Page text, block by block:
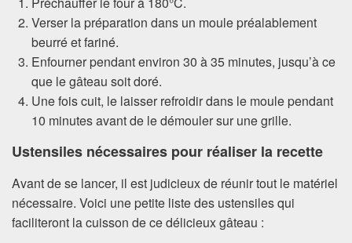
Verser la préparation dans un moule préalablement
beurré et fariné.
Enfourner pendant environ 30 à 35 minutes, jusqu’à ce
que le gâteau soit doré.
Une fois cuit, le laisser refroidir dans le moule pendant
10 minutes avant de le démouler sur une grille.
Ustensiles nécessaires pour réaliser la recette
Avant de se lancer, il est judicieux de réunir tout le matériel
nécessaire. Voici une petite liste des ustensiles qui
faciliteront la cuisson de ce délicieux gâteau :